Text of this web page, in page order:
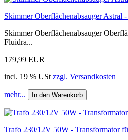
Skimmer Oberflächenabsauger Astral
Skimmer Oberflächenabsauger
Fluidra...
179,99 EUR
incl. 19 % USt zzgl. Versandkosten
mehr... In den Warenkorb
Trafo 230/12V 50W - Transformator